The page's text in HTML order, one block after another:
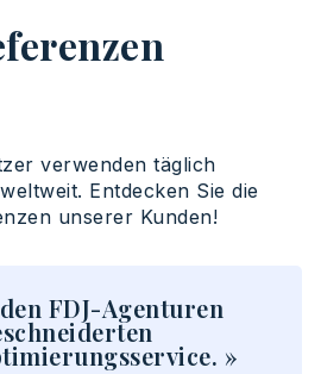
verwenden täglich
weltweit. Entdecken Sie die
unserer Kunden!
FDJ-Agenturen
»